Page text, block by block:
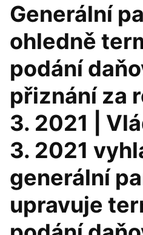
Generální
ohledně
podání
přiznání za
3. 2021 |
3. 2021
generální
upravuje